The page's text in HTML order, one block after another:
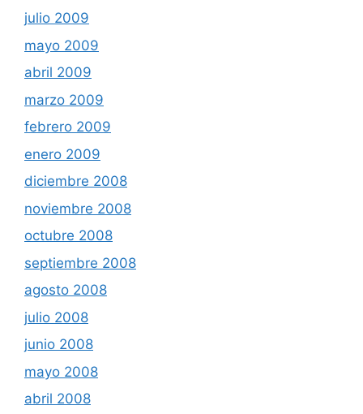
julio 2009
mayo 2009
abril 2009
marzo 2009
febrero 2009
enero 2009
diciembre 2008
noviembre 2008
octubre 2008
septiembre 2008
agosto 2008
julio 2008
junio 2008
mayo 2008
abril 2008